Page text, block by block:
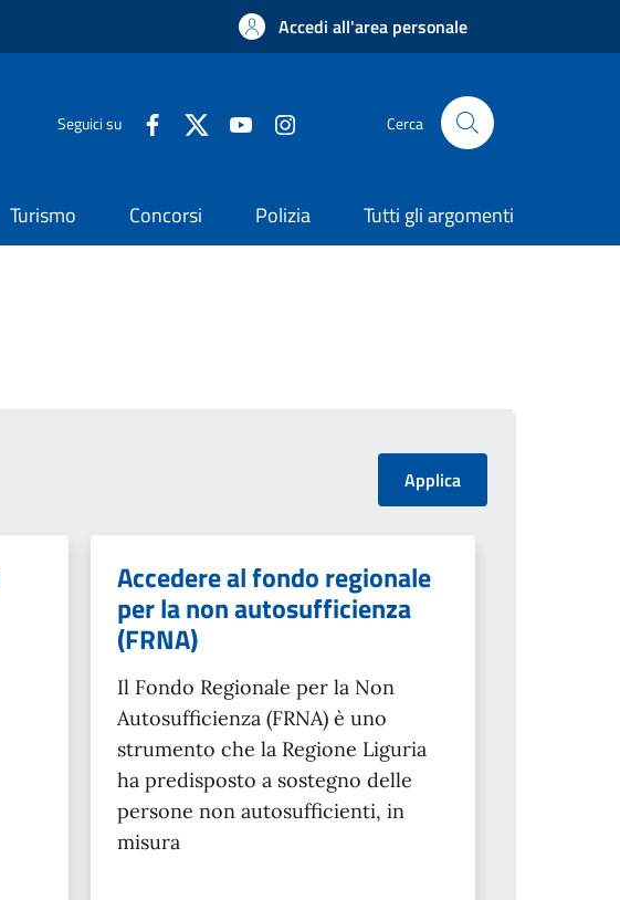
Accedi all'area personale
Seguici su Cerca
Turismo Concorsi Polizia Tutti gli argomenti
Accedere al fondo regionale
per la non autosufficienza
(FRNA)
Il Fondo Regionale per la Non
Autosufficienza (FRNA) è uno
strumento che la Regione Liguria
ha predisposto a sostegno delle
persone non autosufficienti, in
misura